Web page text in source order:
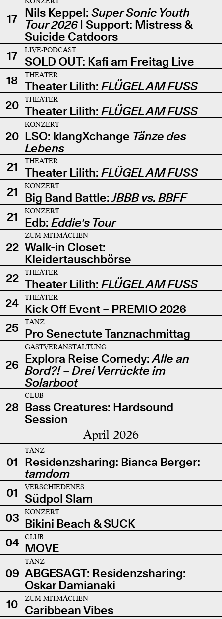
17 Nils Keppel: Super Sonic Youth
Tour 2026| Support: Mistress &
Suicide Catdoors
17
LIVE-PODCAST
SOLD OUT: Kafi am Freitag Live
18
THEATER
Theater Lilith: FLÜGEL AM FUSS
20
THEATER
Theater Lilith: FLÜGEL AM FUSS
20
KONZERT
LSO: klangXchange Tänze des
Lebens
21
THEATER
Theater Lilith: FLÜGEL AM FUSS
21
KONZERT
Big Band Battle:JBBB vs. BBFF
21
KONZERT
Edb: Eddie's Tour
22
ZUM MITMACHEN
Walk-in Closet:
Kleidertauschbörse
22
THEATER
Theater Lilith: FLÜGEL AM FUSS
24
THEATER
Kick Off Event – PREMIO 2026
25
TANZ
Pro Senectute Tanznachmittag
26
GASTVERANSTALTUNG
Explora Reise Comedy:Alle an
Bord?! – Drei Verrückte im
Solarboot
28
CLUB
Bass Creatures: Hardsound
Session
April 2026
01
TANZ
Residenzsharing: Bianca Berger:
tamdom
01
VERSCHIEDENES
Südpol Slam
03
KONZERT
Bikini Beach & SUCK
04
CLUB
MOVE
09
TANZ
ABGESAGT: Residenzsharing:
Oskar Damianaki
10
ZUM MITMACHEN
Caribbean Vibes